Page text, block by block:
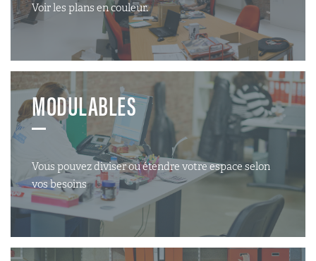
Voir les plans en couleur.
MODULABLES
Vous pouvez diviser ou étendre votre espace selon
vos besoins